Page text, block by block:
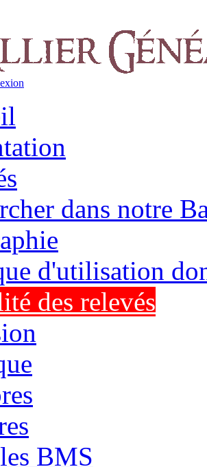
dans notre
d'utilisation
des relevés
BMS